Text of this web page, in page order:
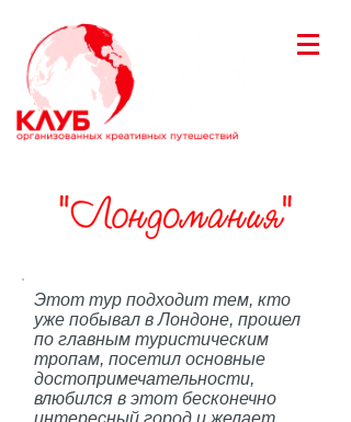
Этот тур подходит тем, кто
уже побывал в Лондоне, прошел
по главным туристическим
тропам, посетил основные
достопримечательности,
влюбился в этот бесконечно
интересный город и желает